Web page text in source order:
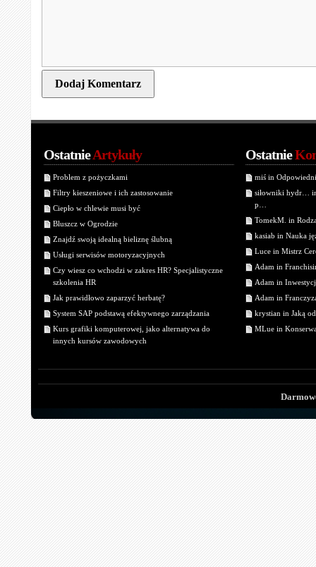
OstatnieArtykuły
Problem z pożyczkami
Filtry kieszeniowe i ich zastosowanie
Ciepło w chlewie musi być
Bluszcz w Ogrodzie
Znajdź swoją idealną bieliznę ślubną
Usługi serwisów motoryzacyjnych
Czy wiesz co wchodzi w zakres HR? Specjalistyczne
szkolenia HR
Jak prawidłowo zaparzyć herbatę?
System SAP podstawą efektywnego zarządzania
Kurs grafiki komputerowej, jako alternatywa do
innych kursów zawodowych
Ostatnie
miś in
siłowniki hydr…
p…
TomekM. in
kasiab in Nauka
Luce in Mistrz
Adam in
Adam in
Adam in
krystian in Jaką
MLue in